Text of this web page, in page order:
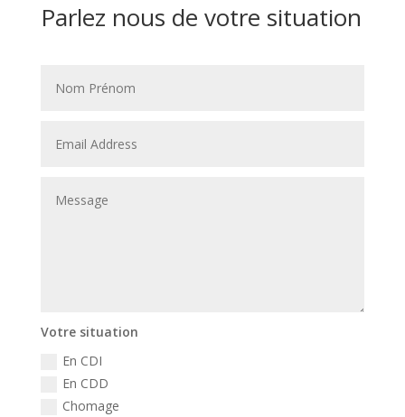
Parlez nous de votre situation
Votre situation
En CDI
En CDD
Chomage